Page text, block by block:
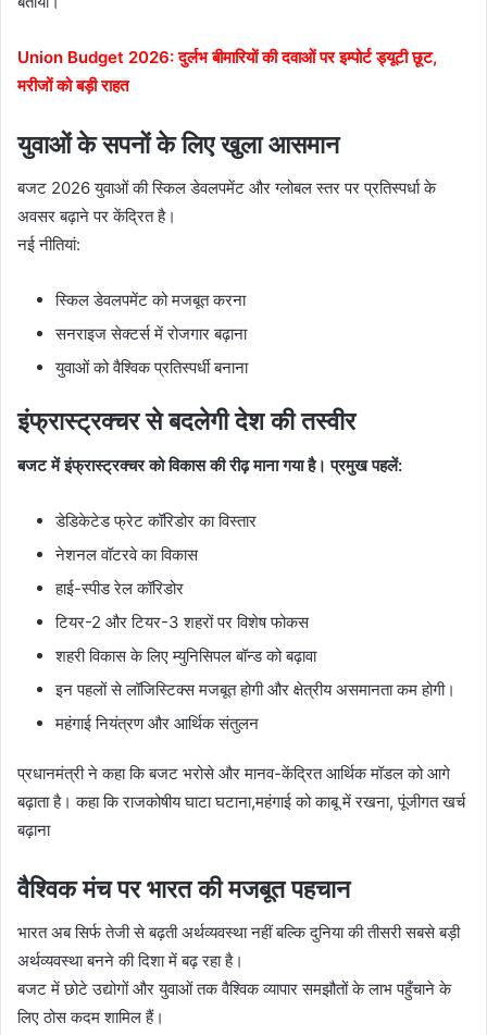
Union Budget 2026: दुर्लभ बीमारियों की दवाओं पर इम्पोर्ट ड्यूटी छूट,
मरीजों को बड़ी राहत
युवाओं के सपनों के लिए खुला आसमान
बजट 2026 युवाओं की स्किल डेवलपमेंट और ग्लोबल स्तर पर प्रतिस्पर्धा के
अवसर बढ़ाने पर केंद्रित है।
नई नीतियां:
स्किल डेवलपमेंट को मजबूत करना
सनराइज सेक्टर्स में रोजगार बढ़ाना
युवाओं को वैश्विक प्रतिस्पर्धी बनाना
इंफ्रास्ट्रक्चर से बदलेगी देश की तस्वीर
बजट में इंफ्रास्ट्रक्चर को विकास की रीढ़ माना गया है। प्रमुख पहलें:
डेडिकेटेड फ्रेट कॉरिडोर का विस्तार
नेशनल वॉटरवे का विकास
हाई-स्पीड रेल कॉरिडोर
टियर-2 और टियर-3 शहरों पर विशेष फोकस
शहरी विकास के लिए म्युनिसिपल बॉन्ड को बढ़ावा
इन पहलों से लॉजिस्टिक्स मजबूत होगी और क्षेत्रीय असमानता कम होगी।
महंगाई नियंत्रण और आर्थिक संतुलन
प्रधानमंत्री ने कहा कि बजट भरोसे और मानव-केंद्रित आर्थिक मॉडल को आगे
बढ़ाता है। कहा कि राजकोषीय घाटा घटाना,महंगाई को काबू में रखना, पूंजीगत खर्च
बढ़ाना
वैश्विक मंच पर भारत की मजबूत पहचान
भारत अब सिर्फ तेजी से बढ़ती अर्थव्यवस्था नहीं बल्कि दुनिया की तीसरी सबसे बड़ी
अर्थव्यवस्था बनने की दिशा में बढ़ रहा है।
बजट में छोटे उद्योगों और युवाओं तक वैश्विक व्यापार समझौतों के लाभ पहुँचाने के
लिए ठोस कदम शामिल हैं।